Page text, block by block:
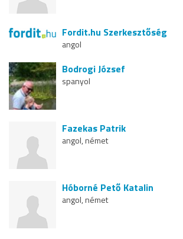
Fordit.hu Szerkesztőség
angol
Bodrogi József
spanyol
Fazekas Patrik
angol, német
Hóborné Pető Katalin
angol, német